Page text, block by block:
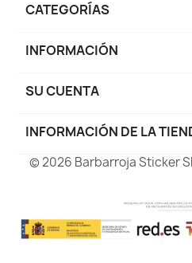
CATEGORÍAS
INFORMACIÓN
SU CUENTA
INFORMACIÓN DE LA
© 2026 Barbarroja Sticker